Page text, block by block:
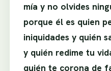
mía y no olvides
porque él es quien
iniquidades y quién
y quién redime tu
quién te corona de